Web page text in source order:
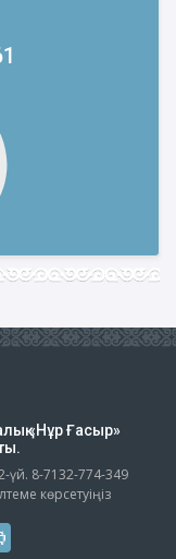
«Нұр Ғасыр»
үй. 8-7132-774-349
көрсетуіңіз